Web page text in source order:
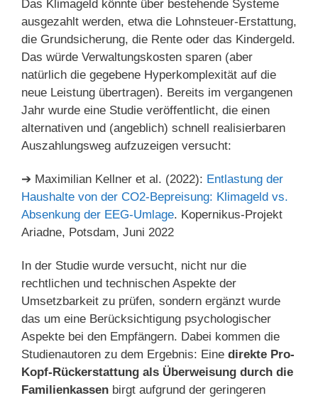
Das Klimageld könnte über bestehende Systeme
ausgezahlt werden, etwa die Lohnsteuer-Erstattung,
die Grundsicherung, die Rente oder das Kindergeld.
Das würde Verwaltungskosten sparen (aber
natürlich die gegebene Hyperkomplexität auf die
neue Leistung übertragen). Bereits im vergangenen
Jahr wurde eine Studie veröffentlicht, die einen
alternativen und (angeblich) schnell realisierbaren
Auszahlungsweg aufzuzeigen versucht:
➔ Maximilian Kellner et al. (2022): Entlastung der
Haushalte von der CO2-Bepreisung: Klimageld vs.
Absenkung der EEG-Umlage. Kopernikus-Projekt
Ariadne, Potsdam, Juni 2022
In der Studie wurde versucht, nicht nur die
rechtlichen und technischen Aspekte der
Umsetzbarkeit zu prüfen, sondern ergänzt wurde
das um eine Berücksichtigung psychologischer
Aspekte bei den Empfängern. Dabei kommen die
Studienautoren zu dem Ergebnis: Eine direkte Pro-
Kopf-Rückerstattung als Überweisung durch die
Familienkassen birgt aufgrund der geringeren